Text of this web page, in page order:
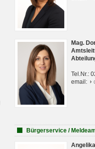
Mag.
Tel.Nr.:
email:
Bürgerservice /